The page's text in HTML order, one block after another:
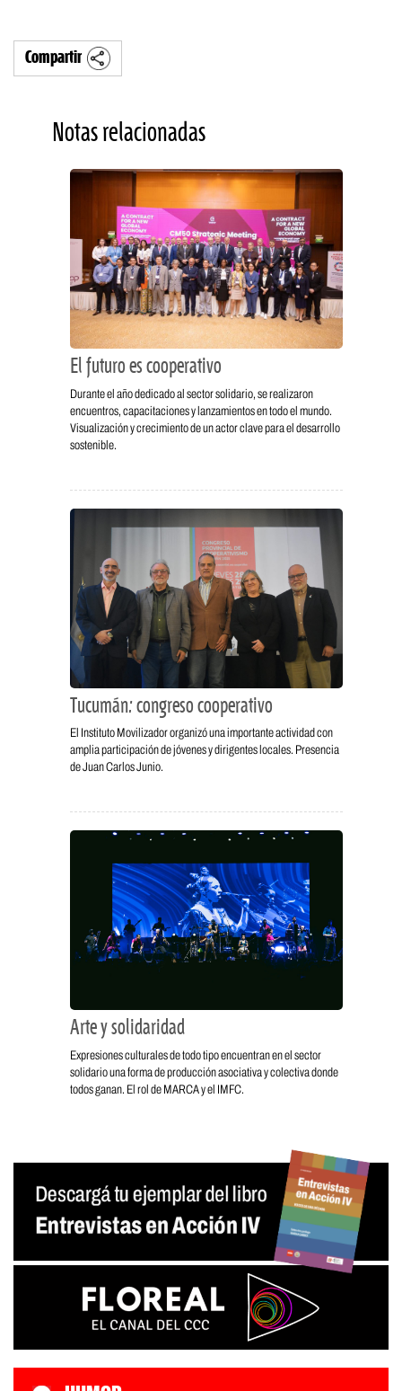
Compartir
Notas relacionadas
El futuro es cooperativo
Durante el año dedicado al sector solidario, se realizaron
encuentros, capacitaciones y lanzamientos en todo el mundo.
Visualización y crecimiento de un actor clave para el desarrollo
sostenible.
Tucumán: congreso cooperativo
El Instituto Movilizador organizó una importante actividad con
amplia participación de jóvenes y dirigentes locales. Presencia
de Juan Carlos Junio.
Arte y solidaridad
Expresiones culturales de todo tipo encuentran en el sector
solidario una forma de producción asociativa y colectiva donde
todos ganan. El rol de MARCA y el IMFC.